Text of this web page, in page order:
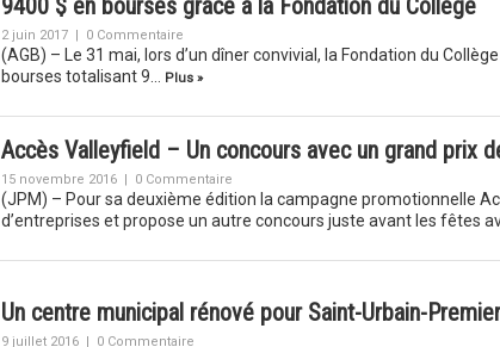
9400 $ en bourses grâce à la Fondation du Collège
2 juin 2017 | 0 Commentaire
(AGB) – Le 31 mai, lors d’un dîner convivial, la Fondation du
bourses totalisant 9…
Plus »
Accès Valleyfield – Un concours avec un grand prix
15 novembre 2016 | 0 Commentaire
(JPM) – Pour sa deuxième édition la campagne promotionnelle
d’entreprises et propose un autre concours juste avant les fêtes
Un centre municipal rénové pour Saint-Urbain-Premier
9 juillet 2016 | 0 Commentaire